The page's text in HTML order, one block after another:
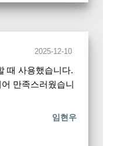
2025-12-10
때 사용했습니다.
만족스러웠습니
임현우